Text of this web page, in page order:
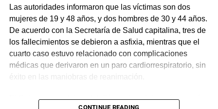
Las autoridades informaron que las víctimas son dos
mujeres de 19 y 48 años, y dos hombres de 30 y 44 años.
De acuerdo con la Secretaría de Salud capitalina, tres de
los fallecimientos se debieron a asfixia, mientras que el
cuarto caso estuvo relacionado con complicaciones
médicas que derivaron en un paro cardiorrespiratorio, sin
éxito en las maniobras de reanimación.
El Gobierno capitalino detalló que la celebración reunió a
CONTINUE READING